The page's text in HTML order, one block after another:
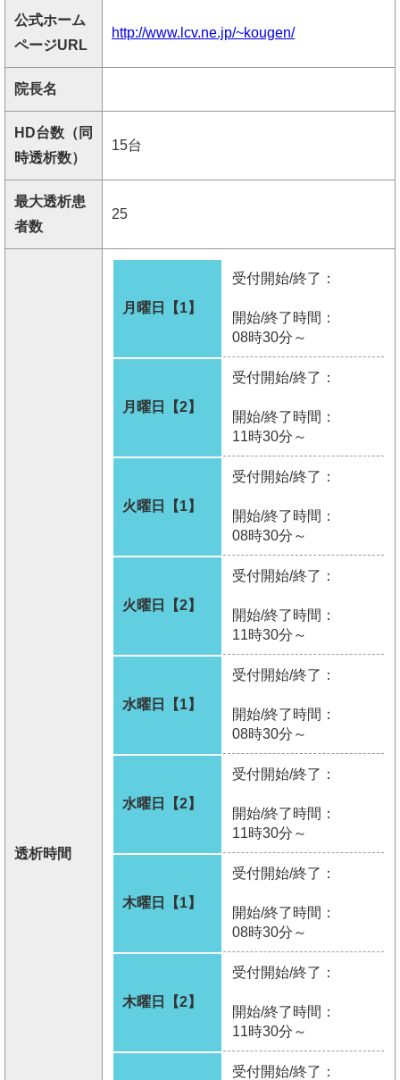
公式ホーム
ページURL
http://www.lcv.ne.jp/~kougen/
院長名
HD台数（同
時透析数）
15台
最大透析患
者数
25
透析時間
月曜日【1】
受付開始/終了：
開始/終了時間：
08時30分～
月曜日【2】
受付開始/終了：
開始/終了時間：
11時30分～
火曜日【1】
受付開始/終了：
開始/終了時間：
08時30分～
火曜日【2】
受付開始/終了：
開始/終了時間：
11時30分～
水曜日【1】
受付開始/終了：
開始/終了時間：
08時30分～
水曜日【2】
受付開始/終了：
開始/終了時間：
11時30分～
木曜日【1】
受付開始/終了：
開始/終了時間：
08時30分～
木曜日【2】
受付開始/終了：
開始/終了時間：
11時30分～
受付開始/終了：